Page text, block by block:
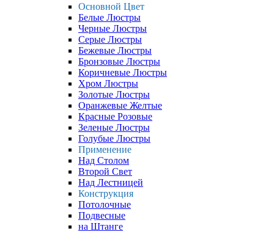
Основной Цвет
Белые Люстры
Черные Люстры
Серые Люстры
Бежевые Люстры
Бронзовые Люстры
Коричневые Люстры
Хром Люстры
Золотые Люстры
Оранжевые Желтые
Красные Розовые
Зеленые Люстры
Голубые Люстры
Применение
Над Столом
Второй Свет
Над Лестницей
Конструкция
Потолочные
Подвесные
на Штанге